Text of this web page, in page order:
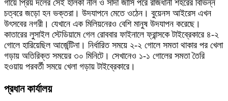
গায়ে প্রিয় দলের সেই হালকা নীল ও সাদা জার্সি পরে রাজধানী শহরের বিভিন্ন
চত্বরে জড়ো হন ভক্তরা। উদযাপনে মেতে ওঠেন। বুয়েনস আইরেস এখন
উৎসবের নগরী। যেখানে এক মিলিয়নেরও বেশি মানুষ উদযাপন করেছে।
কাতারের লুসাইল স্টেডিয়ামে গেল রোববার ফাইনালে ফ্রান্সকে টাইব্রেকারে ৪-২
গোলে হারিয়েছিল আর্জেন্টিনা। নির্ধারিত সময়ে ২-২ গোলে সমতা থাকার পর খেলা
গড়ায় অতিরিক্ত সময়ের ৩০ মিনিটে। সেখানেও ১-১ গোলের সমতা তৈরি
হওয়ায় পরবর্তী সময়ে খেলা গড়ায় টাইব্রেকারে।
প্রধান কার্যালয়